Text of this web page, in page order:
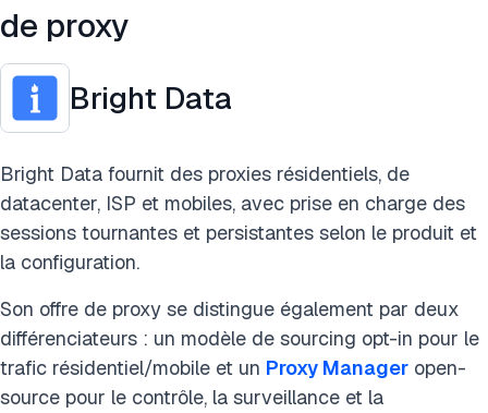
de proxy
Bright Data
Bright Data fournit des proxies résidentiels, de
datacenter, ISP et mobiles, avec prise en charge des
sessions tournantes et persistantes selon le produit et
la configuration.
Son offre de proxy se distingue également par deux
différenciateurs : un modèle de sourcing opt-in pour le
trafic résidentiel/mobile et un Proxy Manager open-
source pour le contrôle, la surveillance et la